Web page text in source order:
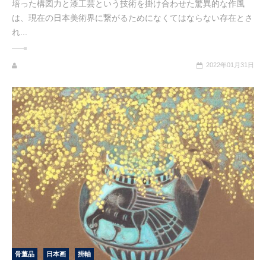
培った構図力と漆工芸という技術を掛け合わせた驚異的な作風
は、現在の日本美術界に繋がるためになくてはならない存在とさ
れ...
2022年01月31日
骨董品 日本画 掛軸